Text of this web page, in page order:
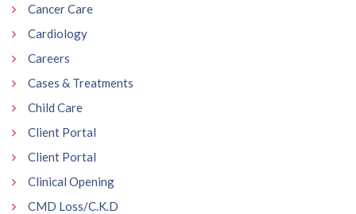
Cancer Care
Cardiology
Careers
Cases & Treatments
Child Care
Client Portal
Client Portal
Clinical Opening
CMD Loss/C.K.D